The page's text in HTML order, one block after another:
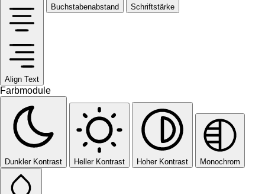
Align Text
Buchstabenabstand Schriftstärke
Farbmodule
Dunkler Kontrast Heller Kontrast Hoher Kontrast Monochrom